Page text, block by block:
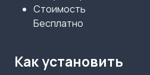
Стоимость
Бесплатно
Как установить